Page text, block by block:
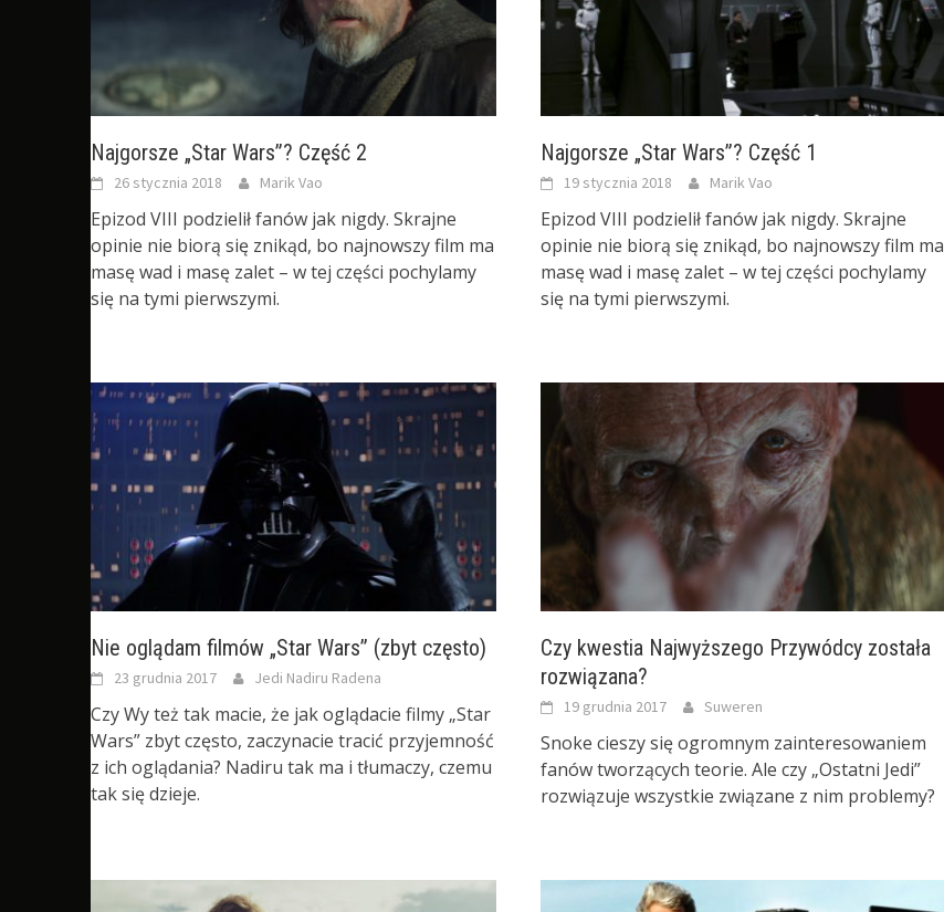
Najgorsze „Star Wars”? Część 2
26 stycznia 2018 Marik Vao
Epizod VIII podzielił fanów jak nigdy. Skrajne
opinie nie biorą się znikąd, bo najnowszy film ma
masę wad i masę zalet – w tej części pochylamy
się na tymi pierwszymi.
Najgorsze „Star Wars”? Część 1
19 stycznia 2018 Marik Vao
Epizod VIII podzielił fanów jak nigdy. Skrajne
opinie nie biorą się znikąd, bo najnowszy film ma
masę wad i masę zalet – w tej części pochylamy
się na tymi pierwszymi.
Nie oglądam filmów „Star Wars” (zbyt często)
23 grudnia 2017 Jedi Nadiru Radena
Czy Wy też tak macie, że jak oglądacie filmy „Star
Wars” zbyt często, zaczynacie tracić przyjemność
z ich oglądania? Nadiru tak ma i tłumaczy, czemu
tak się dzieje.
Czy kwestia Najwyższego Przywódcy została
rozwiązana?
19 grudnia 2017 Suweren
Snoke cieszy się ogromnym zainteresowaniem
fanów tworzących teorie. Ale czy „Ostatni Jedi”
rozwiązuje wszystkie związane z nim problemy?